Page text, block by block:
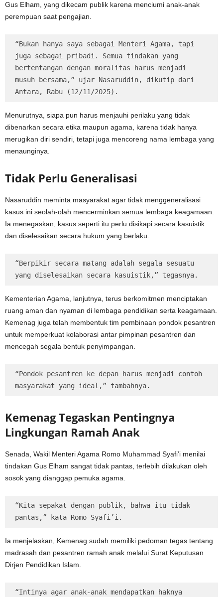
Gus Elham, yang dikecam publik karena menciumi anak-anak
perempuan saat pengajian.
“Bukan hanya saya sebagai Menteri Agama, tapi
juga sebagai pribadi. Semua tindakan yang
bertentangan dengan moralitas harus menjadi
musuh bersama,” ujar Nasaruddin, dikutip dari
Antara, Rabu (12/11/2025).
Menurutnya, siapa pun harus menjauhi perilaku yang tidak
dibenarkan secara etika maupun agama, karena tidak hanya
merugikan diri sendiri, tetapi juga mencoreng nama lembaga yang
menaunginya.
Tidak Perlu Generalisasi
Nasaruddin meminta masyarakat agar tidak menggeneralisasi
kasus ini seolah-olah mencerminkan semua lembaga keagamaan.
Ia menegaskan, kasus seperti itu perlu disikapi secara kasuistik
dan diselesaikan secara hukum yang berlaku.
“Berpikir secara matang adalah segala sesuatu
yang diselesaikan secara kasuistik,” tegasnya.
Kementerian Agama, lanjutnya, terus berkomitmen menciptakan
ruang aman dan nyaman di lembaga pendidikan serta keagamaan.
Kemenag juga telah membentuk tim pembinaan pondok pesantren
untuk memperkuat kolaborasi antar pimpinan pesantren dan
mencegah segala bentuk penyimpangan.
“Pondok pesantren ke depan harus menjadi contoh
masyarakat yang ideal,” tambahnya.
Kemenag Tegaskan Pentingnya
Lingkungan Ramah Anak
Senada, Wakil Menteri Agama Romo Muhammad Syafi’i menilai
tindakan Gus Elham sangat tidak pantas, terlebih dilakukan oleh
sosok yang dianggap pemuka agama.
“Kita sepakat dengan publik, bahwa itu tidak
pantas,” kata Romo Syafi’i.
Ia menjelaskan, Kemenag sudah memiliki pedoman tegas tentang
madrasah dan pesantren ramah anak melalui Surat Keputusan
Dirjen Pendidikan Islam.
“Intinya agar anak-anak mendapatkan haknya